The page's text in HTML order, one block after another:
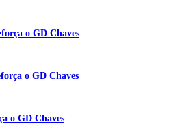
o GD Chaves
o GD Chaves
o GD Chaves